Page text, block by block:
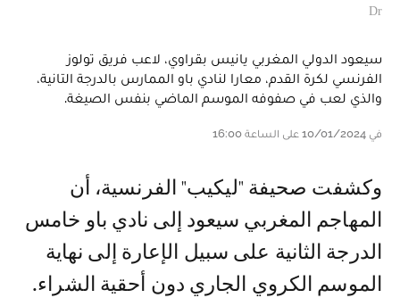
Dr
سيعود الدولي المغربي يانيس بقراوي، لاعب فريق تولوز
الفرنسي لكرة القدم، معارا لنادي باو الممارس بالدرجة التانية،
والذي لعب في صفوفه الموسم الماضي بنفس الصيغة.
في 10/01/2024 على الساعة 16:00
وكشفت صحيفة "ليكيب" الفرنسية، أن
المهاجم المغربي سيعود إلى نادي باو خامس
الدرجة الثانية على سبيل الإعارة إلى نهاية
الموسم الكروي الجاري دون أحقية الشراء.